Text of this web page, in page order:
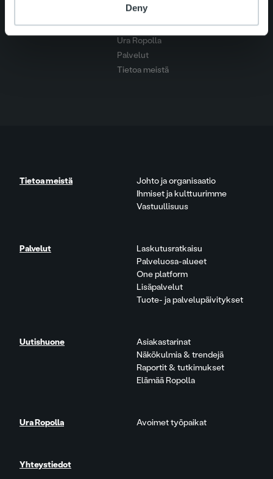
Deny
Pikalinkit
Yhteystiedot
Ura Ropolla
Palvelut
Tietoa meistä
Tietoa meistä
Johto ja organisaatio
Ihmiset ja kulttuurimme
Vastuullisuus
Palvelut
Laskutusratkaisu
Palveluosa-alueet
One platform
Lisäpalvelut
Tuote- ja palvelupäivitykset
Uutishuone
Asiakastarinat
Näkökulmia & trendejä
Raportit & tutkimukset
Elämää Ropolla
Ura Ropolla Avoimet työpaikat
Yhteystiedot